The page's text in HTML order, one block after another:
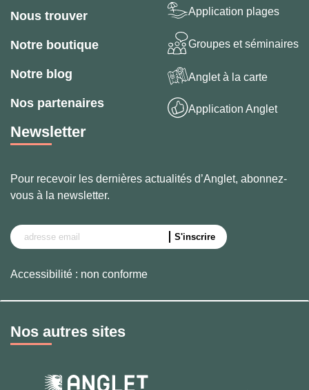
Nous trouver
Notre boutique
Notre blog
Nos partenaires
Application plages
Groupes et séminaires
Anglet à la carte
Application Anglet
Newsletter
Pour recevoir les dernières actualités d’Anglet, abonnez-
vous à la newsletter.
Accessibilité : non conforme
Nos autres sites